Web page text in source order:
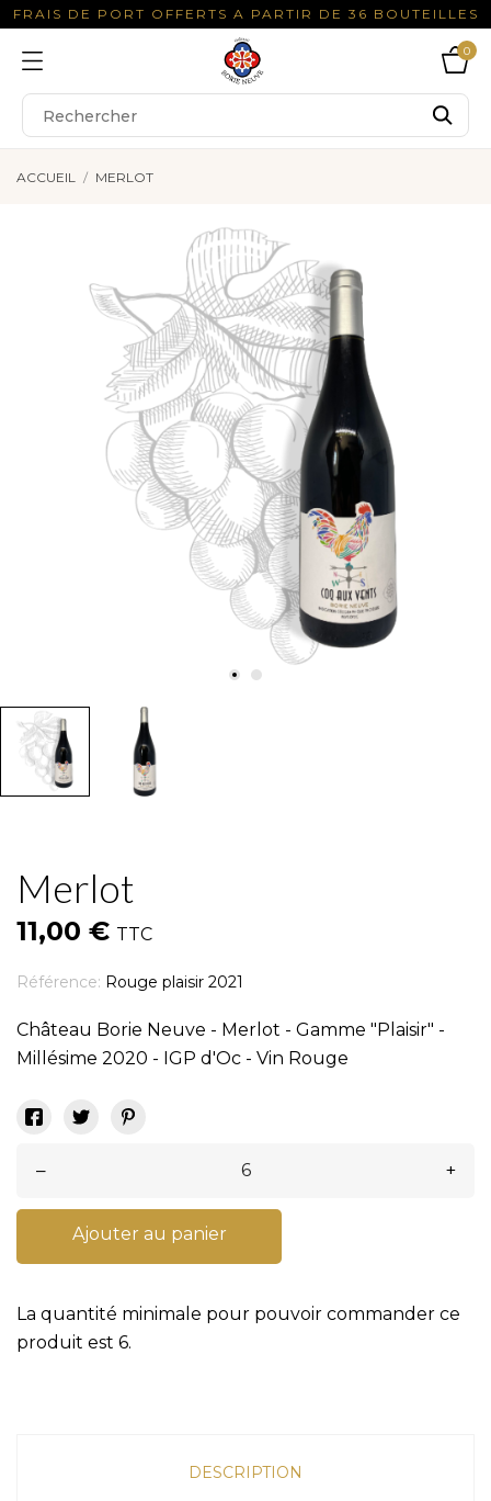
FRAIS DE PORT OFFERTS A PARTIR DE 36 BOUTEILLES
0
ACCUEIL MERLOT
Merlot
11,00 € TTC
Référence: Rouge plaisir 2021
Château Borie Neuve - Merlot - Gamme "Plaisir" -
Millésime 2020 - IGP d'Oc - Vin Rouge
– +
Ajouter au panier
La quantité minimale pour pouvoir commander ce
produit est 6.
DESCRIPTION